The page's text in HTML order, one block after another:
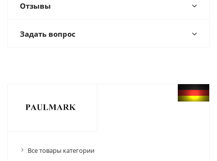
Отзывы
Задать вопрос
Все товары категории